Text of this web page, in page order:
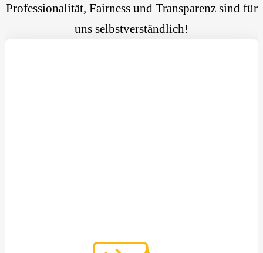
Professionalität, Fairness und Transparenz sind für
uns selbstverständlich!